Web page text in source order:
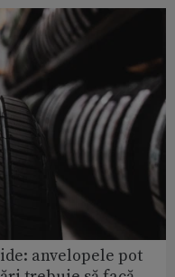
anvelopele pot